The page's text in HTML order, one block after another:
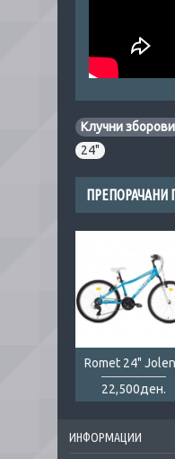
Клучни
24"
ПРЕПОРАЧАНИ
Romet 24"
22,500ден.
ИНФОРМАЦИИ